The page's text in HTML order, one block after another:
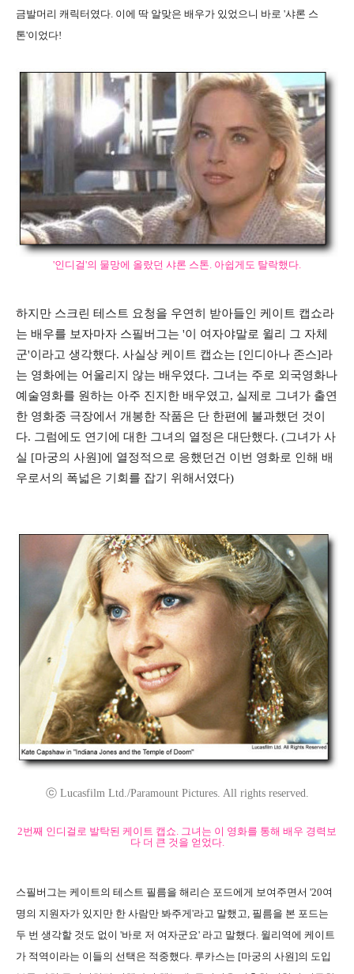
금발머리 캐릭터였다. 이에 딱 알맞은 배우가 있었으니 바로 '샤론 스
톤'이었다!
'인디걸'의 물망에 올랐던 샤론 스톤. 아쉽게도 탈락했다.
하지만 스크린 테스트 요청을 우연히 받아들인 케이트 캡쇼라
는 배우를 보자마자 스필버그는 '이 여자야말로 윌리 그 자체
군'이라고 생각했다. 사실상 케이트 캡쇼는 [인디아나 존스]라
는 영화에는 어울리지 않는 배우였다. 그녀는 주로 외국영화나
예술영화를 원하는 아주 진지한 배우였고, 실제로 그녀가 출연
한 영화중 극장에서 개봉한 작품은 단 한편에 불과했던 것이
다. 그럼에도 연기에 대한 그녀의 열정은 대단했다. (그녀가 사
실 [마궁의 사원]에 열정적으로 응했던건 이번 영화로 인해 배
우로서의 폭넓은 기회를 잡기 위해서였다)
ⓒ Lucasfilm Ltd./Paramount Pictures. All rights reserved.
2번째 인디걸로 발탁된 케이트 캡쇼. 그녀는 이 영화를 통해 배우 경력보
다 더 큰 것을 얻었다.
스필버그는 케이트의 테스트 필름을 해리슨 포드에게 보여주면서 '20여
명의 지원자가 있지만 한 사람만 봐주게'라고 말했고, 필름을 본 포드는
두 번 생각할 것도 없이 '바로 저 여자군요' 라고 말했다. 윌리역에 케이트
가 적역이라는 이들의 선택은 적중했다. 루카스는 [마궁의 사원]의 도입